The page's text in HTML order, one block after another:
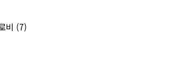
비 (7)